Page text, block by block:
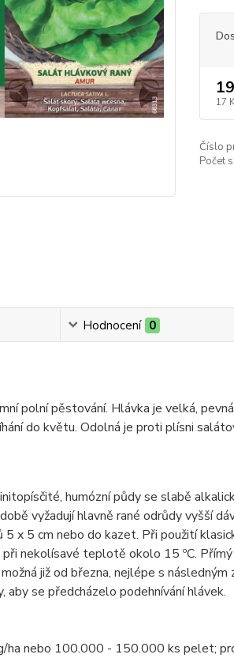
17
Číslo
Počet
Hodnocení 0
polní pěstování. Hlávka je velká,
do květu. Odolná je proti plísni
humózní půdy se slabě
vyžadují hlavně rané odrůdy vyšší
x 5 cm nebo do kazet. Při použití
nekolísavé teplotě okolo 15 ºC.
již od března, nejlépe s
aby se předcházelo podehnívání hlávek.
nebo 100.000 - 150.000 ks pelet;